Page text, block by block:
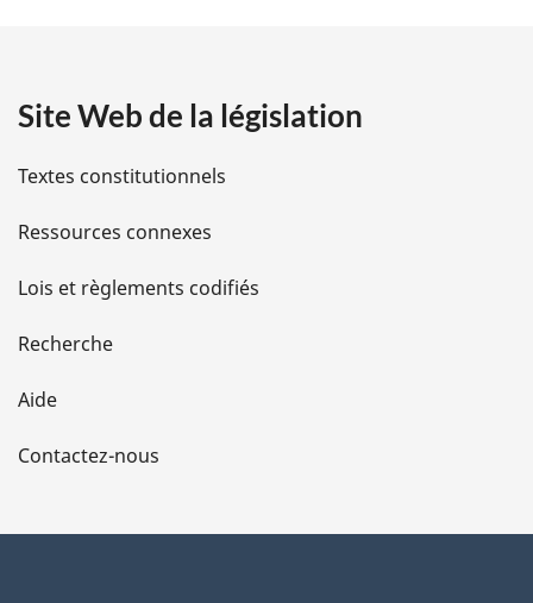
i
l
s
d
e
l
a
Site Web de la législation
Textes constitutionnels
Ressources connexes
Lois et règlements codifiés
Recherche
Aide
Contactez-nous